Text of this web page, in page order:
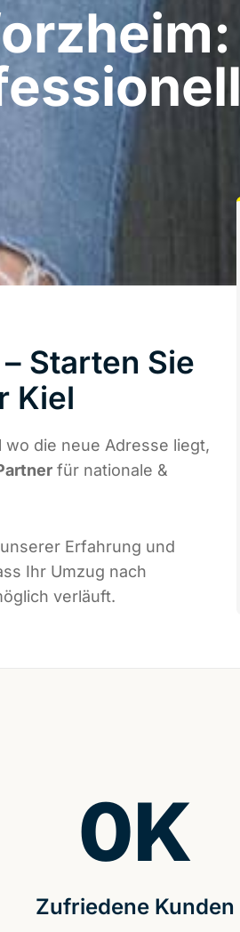
Starten Sie
Kiel
wo die neue Adresse liegt,
für nationale &
Erfahrung und
Ihr Umzug nach
verläuft.
Zufriedene Kunden
0K